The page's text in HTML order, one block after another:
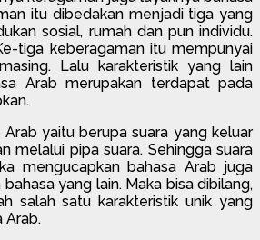
itu dibedakan menjadi tiga yang
sosial, rumah dan pun individu.
tiga keberagaman itu mempunyai
Lalu karakteristik yang lain
Arab merupakan terdapat pada
yaitu berupa suara yang keluar
melalui pipa suara. Sehingga suara
mengucapkan bahasa Arab juga
yang lain. Maka bisa dibilang,
salah satu karakteristik unik yang
Arab.